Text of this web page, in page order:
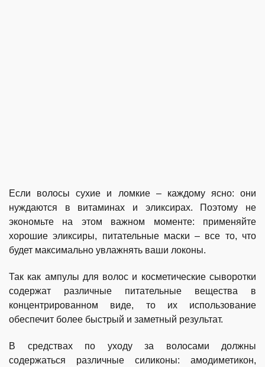
Если волосы сухие и ломкие – каждому ясно: они
нуждаются в витаминах и эликсирах. Поэтому не
экономьте на этом важном моменте: применяйте
хорошие эликсиры, питательные маски – все то, что
будет максимально увлажнять ваши локоны.
Так как ампулы для волос и косметические сыворотки
содержат различные питательные вещества в
концентрированном виде, то их использование
обеспечит более быстрый и заметный результат.
В средствах по уходу за волосами должны
содержаться различные силиконы: амодиметикон,